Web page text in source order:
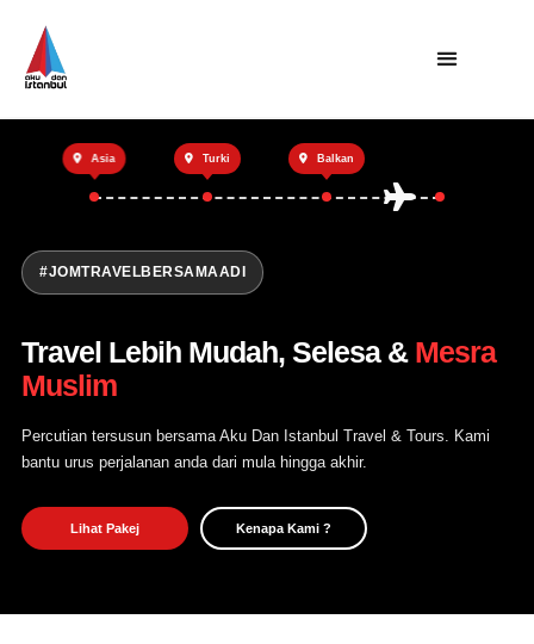
Utama
Private Trip
Open Trip
Tentang Kami
Hubungi Kami
Asia Turki Balkan
#JOMTRAVELBERSAMAADI
Travel Lebih Mudah, Selesa & Mesra
Muslim
Percutian tersusun bersama Aku Dan Istanbul Travel & Tours. Kami
bantu urus perjalanan anda dari mula hingga akhir.
Lihat Pakej Kenapa Kami ?